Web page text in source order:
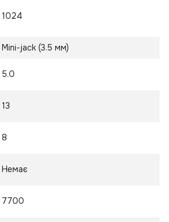
1024
Mini-jack (3.5 мм)
5.0
13
8
Немає
7700